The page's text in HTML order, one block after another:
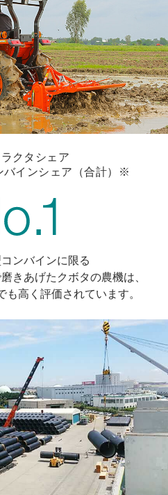
クタシェア
インシェア
（合計）※
ンバインに限る
きあげたクボタの農機は、
高く評価されています。